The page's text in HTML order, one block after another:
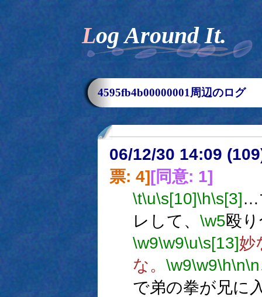
Log Around It.
4595fb4b00000001周辺のログ
06/12/30 14:09
票: 4][同意: 1]
\t\u\s[10]\h\s[3]…
レして、 \w5殴
\w9\w9\u\s[13]妙
な。 \w9\w9\h\n\n
で弟の拳が兄に